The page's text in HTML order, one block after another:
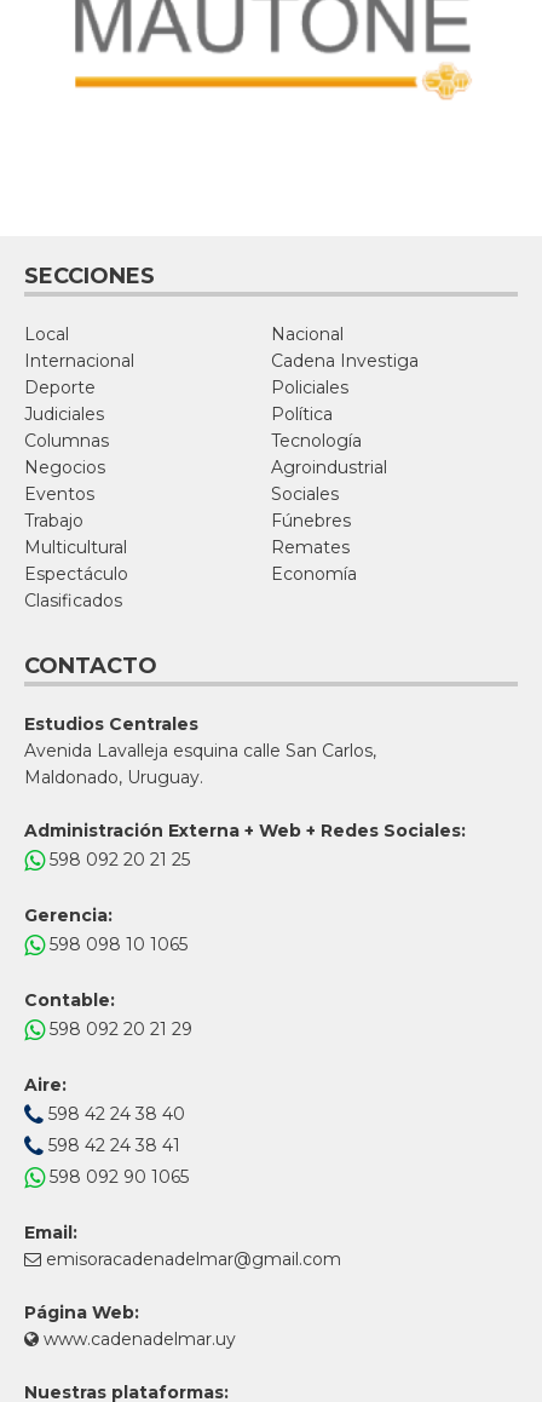
SECCIONES
Local
Nacional
Internacional
Cadena Investiga
Deporte
Policiales
Judiciales
Política
Columnas
Tecnología
Negocios
Agroindustrial
Eventos
Sociales
Trabajo
Fúnebres
Multicultural
Remates
Espectáculo
Economía
Clasificados
CONTACTO
Estudios Centrales
Avenida Lavalleja esquina calle San Carlos,
Maldonado, Uruguay.
Administración Externa + Web + Redes Sociales:
598 092 20 21 25
Gerencia:
598 098 10 1065
Contable:
598 092 20 21 29
Aire:
598 42 24 38 40
598 42 24 38 41
598 092 90 1065
Email:
emisoracadenadelmar@gmail.com
Página Web:
www.cadenadelmar.uy
Nuestras plataformas: